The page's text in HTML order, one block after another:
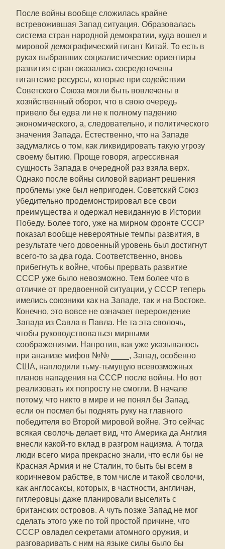
После войны вообще сложилась крайне
встревожившая Запад ситуация. Образовалась
система стран народной демократии, куда вошел и
мировой демографический гигант Китай. То есть в
руках выбравших социалистические ориентиры
развития стран оказались сосредоточены
гигантские ресурсы, которые при содействии
Советского Союза могли быть вовлечены в
хозяйственный оборот, что в свою очередь
привело бы едва ли не к полному падению
экономического, а, следовательно, и политического
значения Запада. Естественно, что на Западе
задумались о том, как ликвидировать такую угрозу
своему бытию. Проще говоря, агрессивная
сущность Запада в очередной раз взяла верх.
Однако после войны силовой вариант решения
проблемы уже был непригоден. Советский Союз
убедительно продемонстрировал все свои
преимущества и одержал невиданную в Истории
Победу. Более того, уже на мирном фронте СССР
показал вообще невероятные темпы развития, в
результате чего довоенный уровень был достигнут
всего-то за два года. Соответственно, вновь
прибегнуть к войне, чтобы прервать развитие
СССР уже было невозможно. Тем более что в
отличие от предвоенной ситуации, у СССР теперь
имелись союзники как на Западе, так и на Востоке.
Конечно, это вовсе не означает перерождение
Запада из Савла в Павла. Не та эта сволочь,
чтобы руководствоваться мирными
соображениями. Напротив, как уже указывалось
при анализе мифов №№ ____, Запад, особенно
США, наплодили тьму-тьмущую всевозможных
планов нападения на СССР после войны. Но вот
реализовать их попросту не смогли. В начале
потому, что никто в мире и не понял бы Запад,
если он посмел бы поднять руку на главного
победителя во Второй мировой войне. Это сейчас
всякая сволочь делает вид, что Америка да Англия
внесли какой-то вклад в разгром нацизма. А тогда
люди всего мира прекрасно знали, что если бы не
Красная Армия и не Сталин, то быть бы всем в
коричневом рабстве, в том числе и такой сволочи,
как англосаксы, которых, в частности, англичан,
гитлеровцы даже планировали выселить с
британских островов. А чуть позже Запад не мог
сделать этого уже по той простой причине, что
СССР овладел секретами атомного оружия, и
разговаривать с ним на языке силы было бы